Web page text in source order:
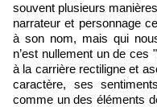
souvent plusieurs
narrateur et personnage
à son nom, mais qui
n’est nullement un de ces
à la carrière rectiligne et
caractère, ses
comme un des éléments